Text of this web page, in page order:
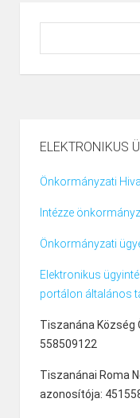
ELEKTRONIKUS
Önkormányzati
Intézze
Önkormányzati
Elektronikus
portálon általános
Tiszanána Község
558509122
Tiszanánai Roma
azonosítója: